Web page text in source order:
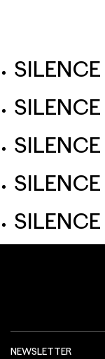
SILENCE
SILENCE
SILENCE
NEWSLETTER